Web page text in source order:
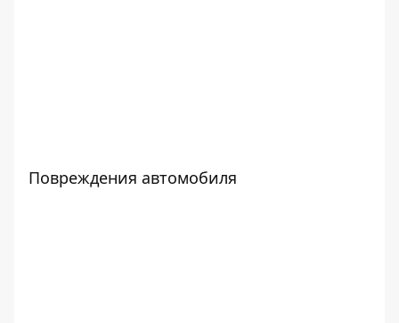
Повреждения автомобиля